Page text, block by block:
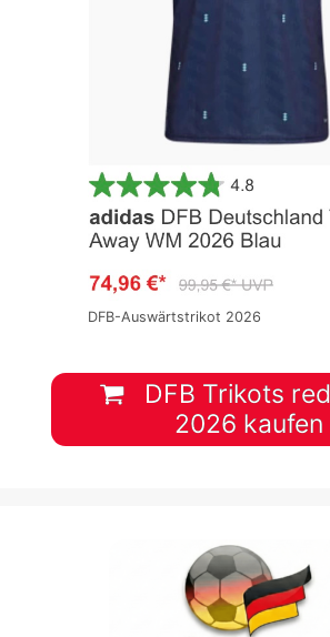
DFB-Auswärtstrikot 2026
DFB Trikots
2026 kaufen